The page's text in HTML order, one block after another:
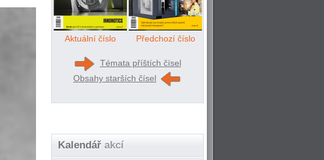
Aktuální číslo Předchozí číslo
Témata příštích čísel
Obsahy starších čísel
Kalendář akcí